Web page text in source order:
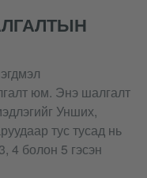
юм. Энэ шалгалт
Унших,
тус тусад нь
4 болон 5 гэсэн